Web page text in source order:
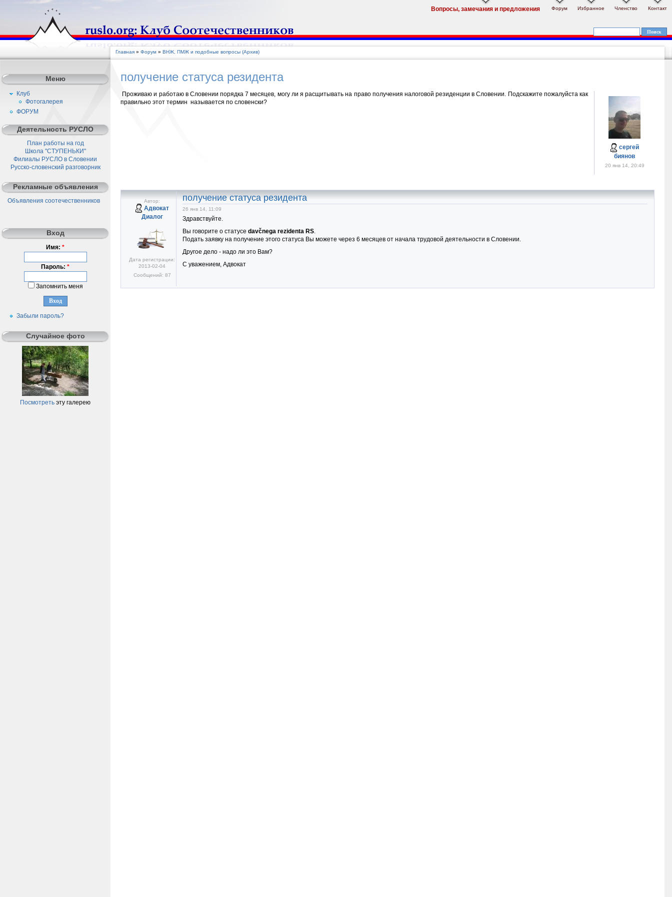
Вопросы, замечания и предложения Форум Избранное Членство Контакт
Главная » Форум » ВНЖ, ПМЖ и подобные вопросы (Архив)
получение статуса резидента
сергей
биянов
20 янв 14, 20:49
Проживаю и работаю в Словении порядка 7 месяцев, могу ли я расщитывать на право получения налоговой резиденции в Словении. Подскажите пожалуйста как
правильно этот термин называется по словенски?
Автор:
Адвокат
Диалог
Дата регистрации:
2013-02-04
Сообщений: 87
получение статуса резидента
26 янв 14, 11:09
Здравствуйте.
Вы говорите о статусе davčnega rezidenta RS.
Подать заявку на получение этого статуса Вы можете через 6 месяцев от начала трудовой деятельности в Словении.
Другое дело - надо ли это Вам?
С уважением, Адвокат
Меню
Клуб
Фотогалерея
ФОРУМ
Деятельность РУСЛО
План работы на год
Школа "СТУПЕНЬКИ"
Филиалы РУСЛО в Словении
Русско-словенский разговорник
Рекламные объявления
Объявления соотечественников
Вход
Имя: *
Пароль: *
Запомнить меня
Забыли пароль?
Случайное фото
Посмотреть эту галерею